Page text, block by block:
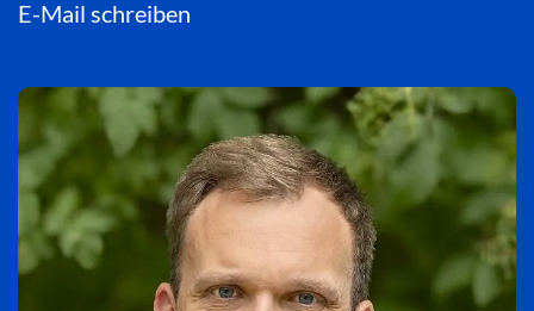
E-Mail schreiben